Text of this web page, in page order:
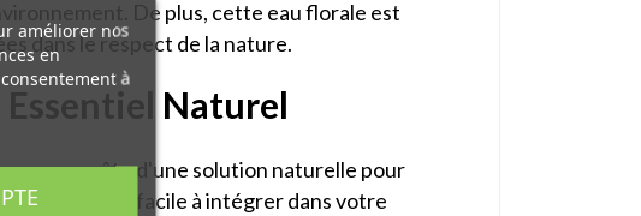
De plus, cette eau florale est
dans le respect de la nature.
Essentiel Naturel
en quête d'une solution naturelle pour
un produit facile à intégrer dans votre
améliorer nos
en
à